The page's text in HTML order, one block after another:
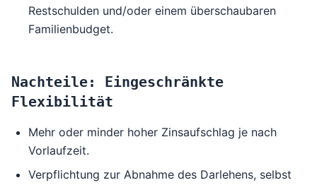
Restschulden und/oder einem überschaubaren
Familienbudget.
Nachteile: Eingeschränkte
Flexibilität
Mehr oder minder hoher Zinsaufschlag je nach
Vorlaufzeit.
Verpflichtung zur Abnahme des Darlehens, selbst